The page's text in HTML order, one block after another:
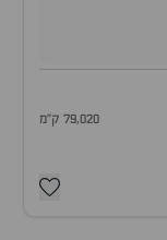
79,020 ק"מ